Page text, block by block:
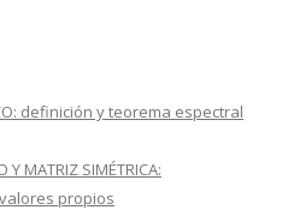
definición y teorema espectral
Y MATRIZ SIMÉTRICA:
propios